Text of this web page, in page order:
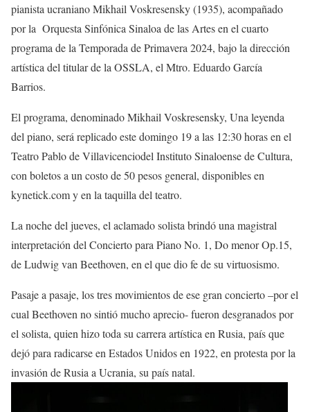
pianista ucranianoMikhail Voskresensky (1935), acompañado
por la Orquesta Sinfónica Sinaloa de las Artes en el cuarto
programa de la Temporada de Primavera 2024, bajo la dirección
artística del titular de la OSSLA, el Mtro. Eduardo García
Barrios.
El programa, denominadoMikhail Voskresensky, Una leyenda
del piano, será replicado este domingo 19 a las 12:30 horas en el
Teatro Pablo de Villavicenciodel Instituto Sinaloense de Cultura,
con boletos a un costo de 50 pesos general, disponibles en
kynetick.comy en la taquilla del teatro.
La noche del jueves, el aclamado solista brindó una magistral
interpretación del Concierto para Piano No. 1, Do menor Op.15,
de Ludwig van Beethoven, en el que dio fede su virtuosismo.
Pasaje a pasaje, los tres movimientos de ese gran concierto –por el
cual Beethoven no sintió mucho aprecio- fueron desgranados por
el solista, quien hizo toda su carrera artística en Rusia, país que
dejó para radicarse en Estados Unidos en 1922, en protesta por la
invasión de Rusia a Ucrania, su país natal.